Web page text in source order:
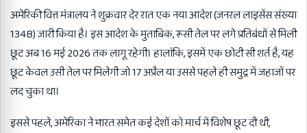
अमेरिकी वित्त मंत्रालय ने शुक्रवार देर रात एक नया आदेश (जनरल लाइसेंस संख्या
134B) जारी किया है। इस आदेश के मुताबिक, रूसी तेल पर लगे प्रतिबंधों से मिली
छूट अब 16 मई 2026 तक लागू रहेगी। हालांकि, इसमें एक छोटी सी शर्त है, यह
छूट केवल उसीतेलपर मिलेगी जो 17 अप्रैल या उससे पहले ही समुद्र में जहाजों पर
लद चुका था।
इससे पहले,अमेरिकाने भारत समेत कई देशों को मार्च में विशेष छूट दी थी,